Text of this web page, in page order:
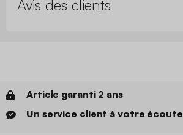
Avis des clients
Article garanti 2 ans
Un service client à votre écoute